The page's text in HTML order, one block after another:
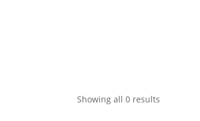
Showing all 0 results